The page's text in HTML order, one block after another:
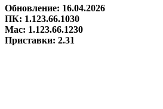
Обновление: 16.04.2026
ПК: 1.123.66.1030
Mac: 1.123.66.1230
Приставки: 2.31